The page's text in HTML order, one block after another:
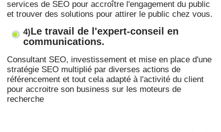
services de SEO pour accroître l'engagement du public
et trouver des solutions pour attirer le public chez vous.
4)Le travail de l'expert-conseil en
communications.
Consultant SEO, investissement et mise en place d'une
stratégie SEO multiplié par diverses actions de
référencement et tout cela adapté à l'activité du client
pour accroitre son business sur les moteurs de
recherche